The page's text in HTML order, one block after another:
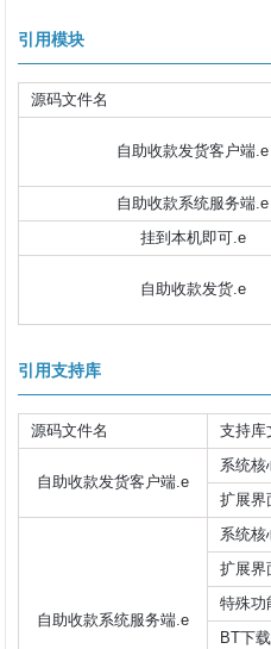
引用模块
源码文件名
自助收款发货客户端.e
自助收款系统服务端.e
挂到本机即可.e
自助收款发货.e
引用支持库
源码文件名 支持库
自助收款发货客户端.e
系统核
扩展界
自助收款系统服务端.e
系统核
扩展界
特殊功
BT下